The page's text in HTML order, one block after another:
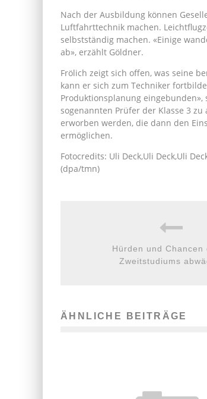
Nach der Ausbildung können
Luftfahrttechnik machen.
selbstständig machen. «Einige
ab», erzählt Göldner.
Frölich zeigt sich offen, was seine
kann er sich zum Techniker
Produktionsplanung
sogenannten Prüfer der Klasse 3
erworben werden, die dann den
ermöglichen.
Fotocredits: Uli Deck,Uli Deck,Uli
(dpa/tmn)
Hürden und Chancen
Zweitstudiums
ÄHNLICHE BEITRÄGE